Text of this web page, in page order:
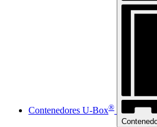
Contenedores U-Box®